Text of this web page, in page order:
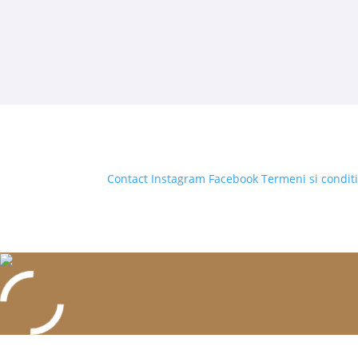
Contact Instagram Facebook Termeni si